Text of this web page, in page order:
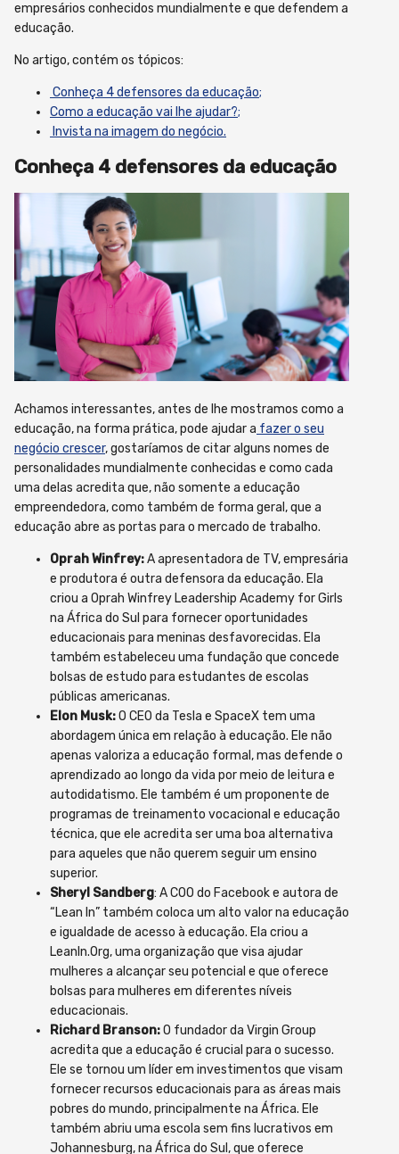
empresários conhecidos mundialmente e que defendem a
educação.
No artigo, contém os tópicos:
Conheça 4 defensores da educação;
Como a educação vai lhe ajudar?;
Invista na imagem do negócio.
Conheça 4 defensores da educação
Achamos interessantes, antes de lhe mostramos como a
educação, na forma prática, pode ajudar a fazer o seu
negócio crescer, gostaríamos de citar alguns nomes de
personalidades mundialmente conhecidas e como cada
uma delas acredita que, não somente a educação
empreendedora, como também de forma geral, que a
educação abre as portas para o mercado de trabalho.
Oprah Winfrey:A apresentadora de TV, empresária
e produtora é outra defensora da educação. Ela
criou a Oprah Winfrey Leadership Academy for Girls
na África do Sul para fornecer oportunidades
educacionais para meninas desfavorecidas. Ela
também estabeleceu uma fundação que concede
bolsas de estudo para estudantes de escolas
públicas americanas.
Elon Musk:O CEO da Tesla e SpaceX tem uma
abordagem única em relação à educação. Ele não
apenas valoriza a educação formal, mas defende o
aprendizado ao longo da vida por meio de leitura e
autodidatismo. Ele também é um proponente de
programas de treinamento vocacional e educação
técnica, que ele acredita ser uma boa alternativa
para aqueles que não querem seguir um ensino
superior.
Sheryl Sandberg: A COO do Facebook e autora de
“Lean In” também coloca um alto valor na educação
e igualdade de acesso à educação. Ela criou a
LeanIn.Org, uma organização que visa ajudar
mulheres a alcançar seu potencial e que oferece
bolsas para mulheres em diferentes níveis
educacionais.
Richard Branson:O fundador da Virgin Group
acredita que a educação é crucial para o sucesso.
Ele se tornou um líder em investimentos que visam
fornecer recursos educacionais para as áreas mais
pobres do mundo, principalmente na África. Ele
também abriu uma escola sem fins lucrativos em
Johannesburg, na África do Sul, que oferece